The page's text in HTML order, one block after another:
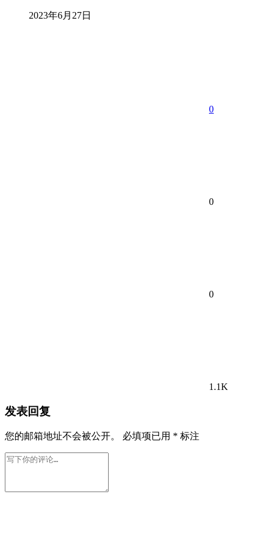
2023年6月27日
0
0
0
1.1K
发表回复
您的邮箱地址不会被公开。 必填项已用 * 标注